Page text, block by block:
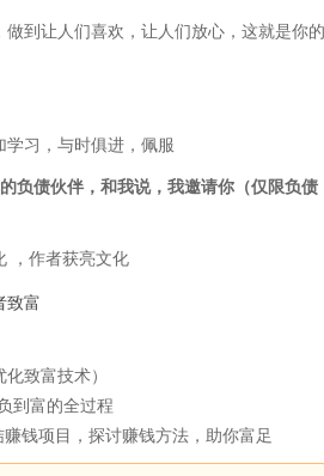
到让人们喜欢，让人们放心，这就是你的
习，与时俱进，佩服
负债伙伴，和我说，我邀请你（仅限负债
，作者获亮文化
致富
致富技术）
到富的全过程
钱项目，探讨赚钱方法，助你富足